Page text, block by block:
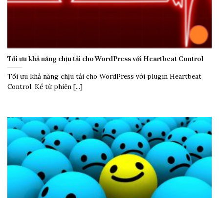
Tối ưu khả năng chịu tải cho WordPress với Heartbeat Control
Tối ưu khả năng chịu tải cho WordPress với plugin Heartbeat
Control. Kể từ phiên [...]